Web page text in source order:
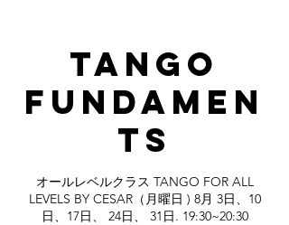
TANGO
FUNDAMEN
TS
オールレベルクラス TANGO FOR ALL
LEVELS BY CESAR（月曜日 ) 8月 3日、10
日、17日、 24日、 31日. 19:30~20:30